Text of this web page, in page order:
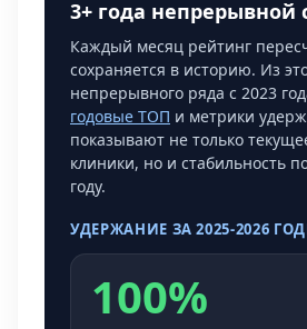
3+ года непрерывной
Каждый месяц рейтинг
сохраняется в историю. Из
непрерывного ряда с 2023
годовые ТОП и метрики
показывают не только
клиники, но и стабильность
году.
УДЕРЖАНИЕ ЗА 2025-2026
100%